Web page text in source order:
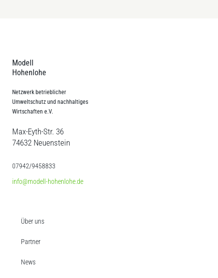
Modell
Hohenlohe
Netzwerk betrieblicher
Umweltschutz und nachhaltiges
Wirtschaften e.V.
Max-Eyth-Str. 36
74632 Neuenstein
07942/9458833
info@modell-hohenlohe.de
Über uns
Partner
News